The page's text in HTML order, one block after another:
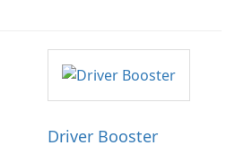
Driver Booster